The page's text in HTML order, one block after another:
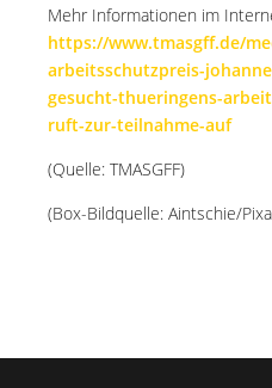
Mehr Informationen im
https://www.tmasgff.de/
arbeitsschutzpreis-
gesucht-thueringens-
ruft-zur-teilnahme-auf
(Quelle: TMASGFF)
(Box-Bildquelle: Aintschie/